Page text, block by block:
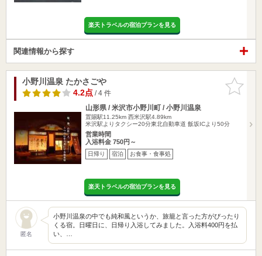
楽天トラベルの宿泊プランを見る
関連情報から探す
お気に入
りに追加
小野川温泉 たかさごや
4.2点/ 4 件
山形県 / 米沢市小野川町 / 小野川温泉
置賜駅11.25km 西米沢駅4.89km
米沢駅よりタクシー20分東北自動車道 飯坂ICより50分
営業時間
入浴料金 750円～
日帰り 宿泊 お食事・食事処
楽天トラベルの宿泊プランを見る
匿名
小野川温泉の中でも純和風というか、旅籠と言った方がぴったり
くる宿。日曜日に、日帰り入浴してみました。入浴料400円を払
い、…